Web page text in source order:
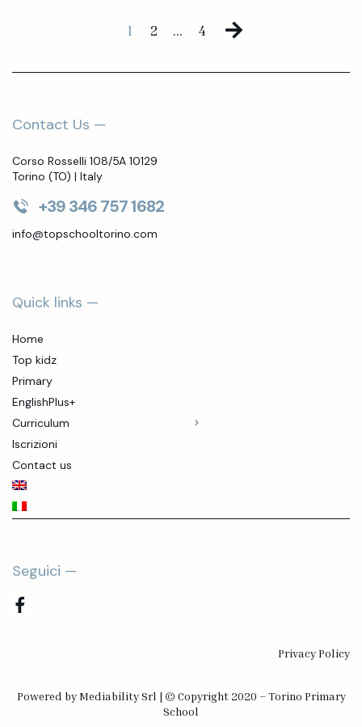
1 2 … 4
Contact Us —
Corso Rosselli 108/5A 10129
Torino (TO) | Italy
+39 346 757 1682
info@topschooltorino.com
Quick links —
Home
Top kidz
Primary
EnglishPlus+
Curriculum
Iscrizioni
Contact us
Seguici —
Powered byMediability Srl | © Copyright 2020 – Torino Primary
School
Privacy Policy